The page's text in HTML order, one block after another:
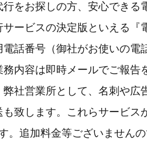
をお探しの方、安心できる
ービスの決定版といえる『
話番号（御社がお使いの電
内容は即時メールでご報告
社営業所として、名刺や広
致します。これらサービス
。追加料金等ございません